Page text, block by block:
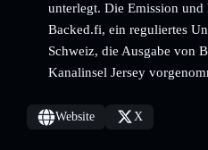
unterlegt. Die Emission
Backed.fi, ein reguliertes
Schweiz, die Ausgabe von
Kanalinsel Jersey
Website X